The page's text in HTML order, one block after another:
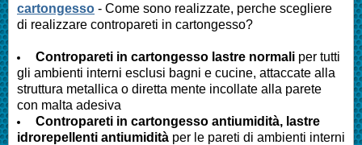
cartongesso - Come sono realizzate, perche scegliere
di realizzare contropareti in cartongesso?
Contropareti in cartongesso lastre normali per tutti
gli ambienti interni esclusi bagni e cucine, attaccate alla
struttura metallica o diretta mente incollate alla parete
con malta adesiva
Contropareti in cartongesso antiumidità, lastre
idrorepellenti antiumidità per le pareti di ambienti interni